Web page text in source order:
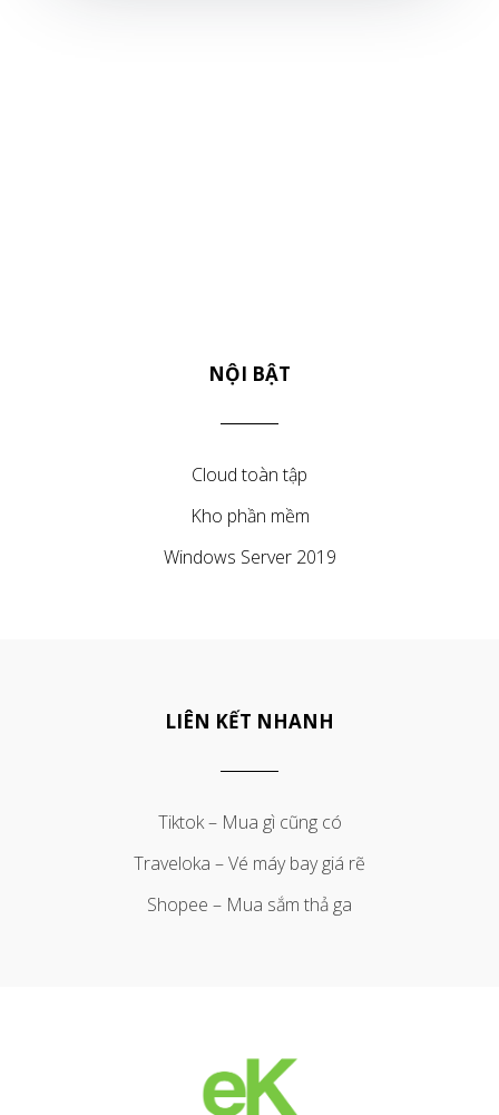
NỘI BẬT
Cloud toàn tập
Kho phần mềm
Windows Server 2019
LIÊN KẾT NHANH
Tiktok – Mua gì cũng có
Traveloka – Vé máy bay giá rẽ
Shopee – Mua sắm thả ga